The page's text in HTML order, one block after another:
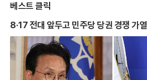
베스트 클릭
8·17 전대 앞두고 민주당 당권 경쟁 가열